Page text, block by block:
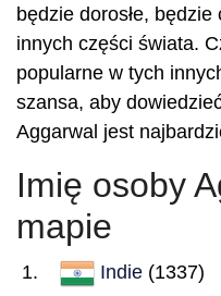
będzie dorosłe,
innych części świata.
popularne w tych
szansa, aby
Aggarwal jest
Imię osoby
mapie
Indie (1337)